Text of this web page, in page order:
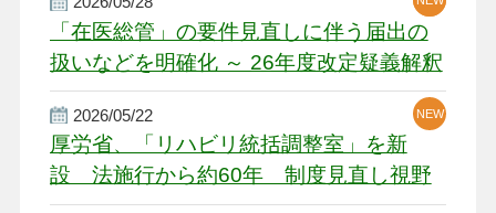
「在医総管」の要件見直しに伴う届出の
扱いなどを明確化 ～ 26年度改定疑義解釈
2026/05/22
厚労省、「リハビリ統括調整室」を新
設 法施行から約60年 制度見直し視野
NEW